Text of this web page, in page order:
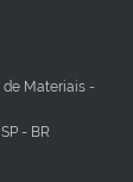
de Materiais -
- BR